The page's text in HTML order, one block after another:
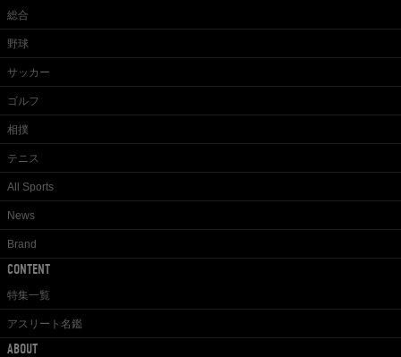
総合
野球
サッカー
ゴルフ
相撲
テニス
All Sports
News
Brand
CONTENT
特集一覧
アスリート名鑑
ABOUT